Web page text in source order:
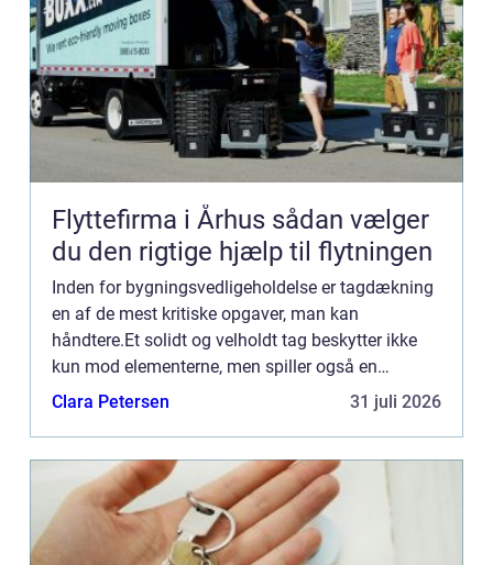
Flyttefirma i Århus sådan vælger
du den rigtige hjælp til flytningen
Inden for bygningsvedligeholdelse er tagdækning
en af de mest kritiske opgaver, man kan
håndtere.Et solidt og velholdt tag beskytter ikke
kun mod elementerne, men spiller også en
væsentlig rolle i et hjems energieffektivitet. ...
Clara Petersen 31 juli 2026